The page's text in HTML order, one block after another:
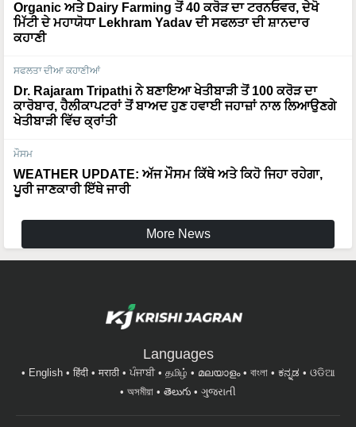
Organic ਅਤੇ Dairy Farming ਤੋਂ 40 ਕਰੋੜ ਦਾ ਟਰਨਓਵਰ, ਦੇਖੋ
ਮਿੱਟੀ ਦੇ ਮਹਾਯੋਧਾ Lekhram Yadav ਦੀ ਸਫਲਤਾ ਦੀ ਸ਼ਾਨਦਾਰ
ਕਹਾਣੀ
ਸਫਲਤਾ ਦੀਆ ਕਹਾਣੀਆਂ
Dr. Rajaram Tripathi ਨੇ ਬਣਾਇਆ ਖੇਤੀਬਾੜੀ ਤੋਂ 100 ਕਰੋੜ ਦਾ
ਕਾਰੋਬਾਰ, ਹੈਲੀਕਾਪਟਰਾਂ ਤੋਂ ਬਾਅਦ ਹੁਣ ਹਵਾਈ ਜਹਾਜ਼ਾਂ ਨਾਲ ਲਿਆਉਣਗੇ
ਖੇਤੀਬਾੜੀ ਵਿੱਚ ਕ੍ਰਾਂਤੀ
ਮੌਸਮ
WEATHER UPDATE: ਅੱਜ ਮੌਸਮ ਕਿੱਥੇ ਅਤੇ ਕਿਹੋ ਜਿਹਾ ਰਹੇਗਾ,
ਪੂਰੀ ਜਾਣਕਾਰੀ ਇੱਥੇ ਜਾਰੀ
More News
Languages
English हिंदी मराठी ਪੰਜਾਬੀ தமிழ் മലയാളം বাংলা ಕನ್ನಡ
ଓଡିଆ
অসমীয়া
తెలుగు ગુજરાતી